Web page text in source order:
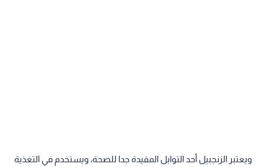
ويعتبر الزنجبيل أحد التوابل المفيدة جدا للصحة، ويستخدم في التغذية